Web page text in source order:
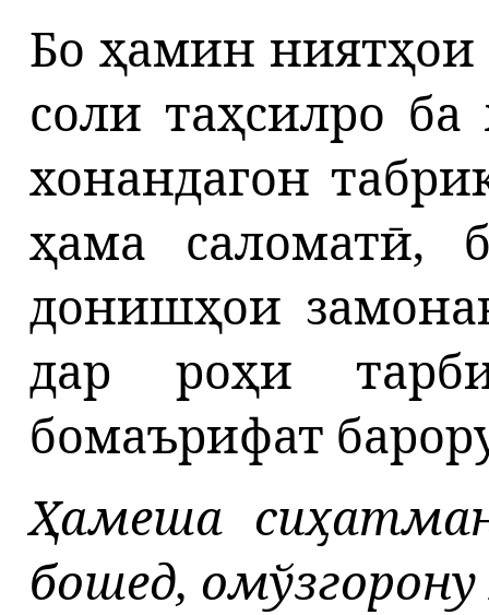
Бо ҳамин
соли таҳсилро
хонандагон
ҳама саломатӣ,
донишҳои
дар роҳи
бомаърифат
Ҳамеша
бошед, омўзгорону